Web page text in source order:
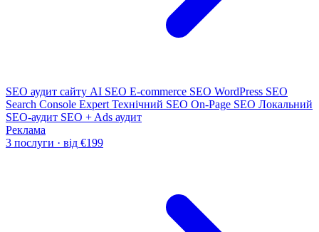
SEO аудит сайту AI SEO E-commerce SEO WordPress SEO
Search Console Expert Технічний SEO On-Page SEO Локальний
SEO-аудит SEO + Ads аудит
Реклама
3 послуги · від €199